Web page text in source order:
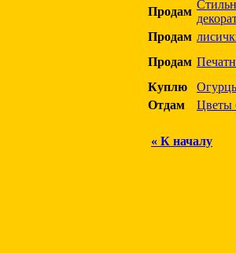
Продам
Продам
Продам
Куплю
Отдам
Цветы
« К началу